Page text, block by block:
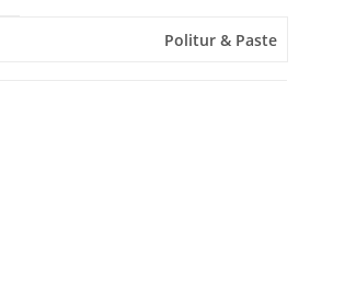
Politur & Paste